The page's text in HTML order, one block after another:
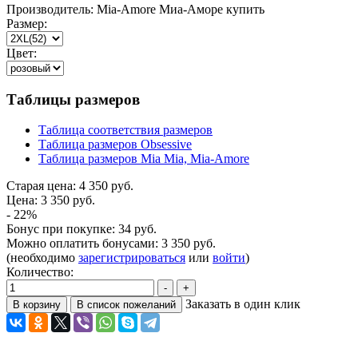
Производитель: Mia-Amore Миа-Аморе купить
Размер:
Цвет:
Таблицы размеров
Таблица соответствия размеров
Таблица размеров Obsessive
Таблица размеров Mia Mia, Mia-Amore
Старая цена: 4 350 руб.
Цена: 3 350 руб.
- 22%
Бонус при покупке: 34 руб.
Можно оплатить бонусами: 3 350 руб.
(необходимо зарегистрироваться или войти)
Количество:
Заказать в один клик